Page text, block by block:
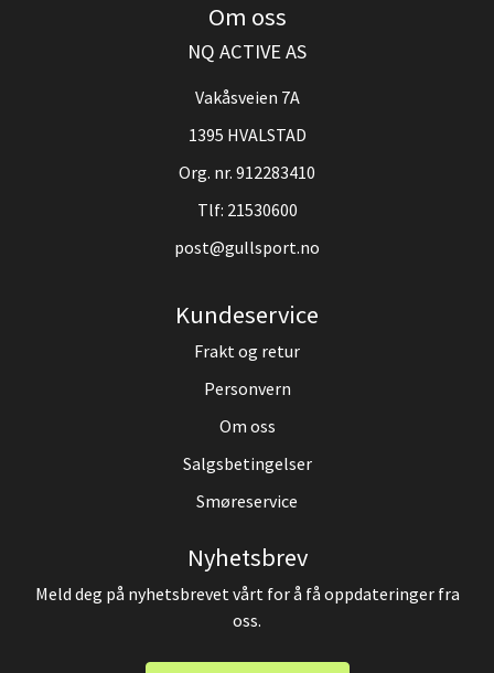
Om oss
NQ ACTIVE AS
Vakåsveien 7A
1395 HVALSTAD
Org. nr. 912283410
Tlf: 21530600
post@gullsport.no
Kundeservice
Frakt og retur
Personvern
Om oss
Salgsbetingelser
Smøreservice
Nyhetsbrev
Meld deg på nyhetsbrevet vårt for å få oppdateringer fra
oss.